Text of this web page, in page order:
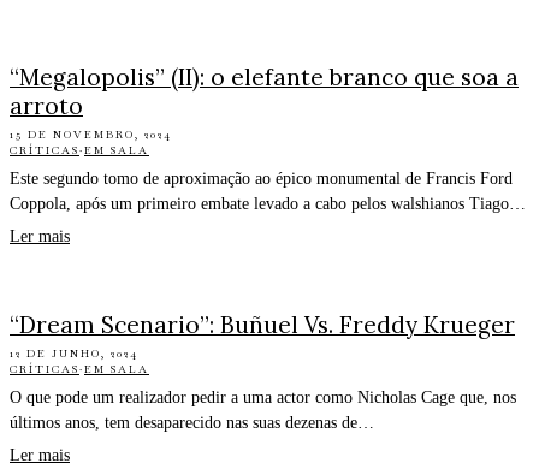
“Megalopolis” (II): o elefante branco que soa a
arroto
15 DE NOVEMBRO, 2024
CRÍTICAS·EM SALA
Este segundo tomo de aproximação ao épico monumental de Francis Ford
Coppola, após um primeiro embate levado a cabo pelos walshianos Tiago…
Ler mais
“Dream Scenario”: Buñuel Vs. Freddy Krueger
12 DE JUNHO, 2024
CRÍTICAS·EM SALA
O que pode um realizador pedir a uma actor como Nicholas Cage que, nos
últimos anos, tem desaparecido nas suas dezenas de…
Ler mais